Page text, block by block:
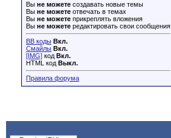
Вы не можете создавать новые темы
Вы не можете отвечать в темах
Вы не можете прикреплять вложения
Вы не можете редактировать свои сообщения
BB коды Вкл.
Смайлы Вкл.
[IMG] код Вкл.
HTML код Выкл.
Правила форума